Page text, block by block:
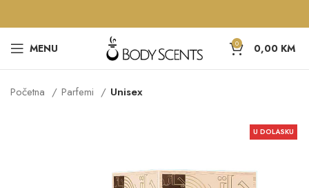
MENU 0 0,00 KM
Početna Parfemi Unisex
U DOLASKU